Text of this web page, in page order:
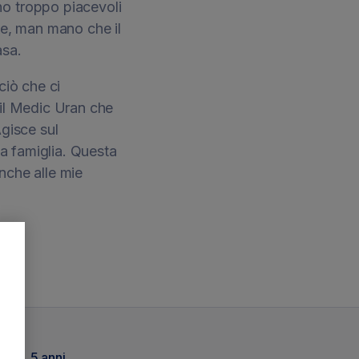
troppo piacevoli
man mano che il
che ci
Medic Uran che
sul
famiglia. Questa
alle mie